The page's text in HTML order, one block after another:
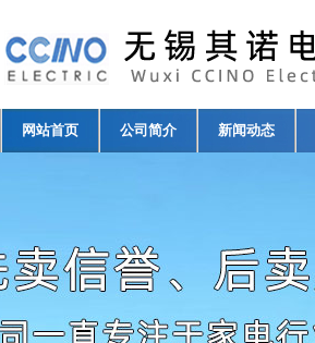
网站首页 公司简介 新闻动态